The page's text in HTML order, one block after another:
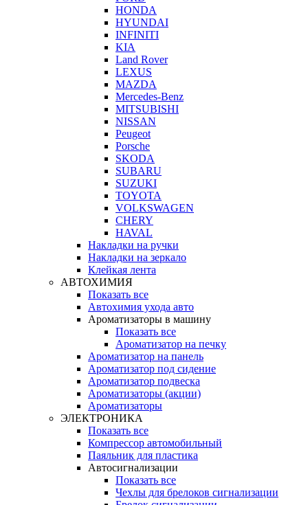
HONDA
HYUNDAI
INFINITI
KIA
Land Rover
LEXUS
MAZDA
Mercedes-Benz
MITSUBISHI
NISSAN
Peugeot
Porsche
SKODA
SUBARU
SUZUKI
TOYOTA
VOLKSWAGEN
CHERY
HAVAL
Накладки на ручки
Накладки на зеркало
Клейкая лента
АВТОХИМИЯ
Показать все
Автохимия ухода авто
Ароматизаторы в машину
Показать все
Ароматизатор на печку
Ароматизатор на панель
Ароматизатор под сидение
Ароматизатор подвеска
Ароматизаторы (акции)
Ароматизаторы
ЭЛЕКТРОНИКА
Показать все
Компрессор автомобильный
Паяльник для пластика
Автосигнализации
Показать все
Чехлы для брелоков сигнализации